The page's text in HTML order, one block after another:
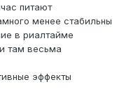
питают
менее стабильны
в риалтайме
там весьма
эффекты